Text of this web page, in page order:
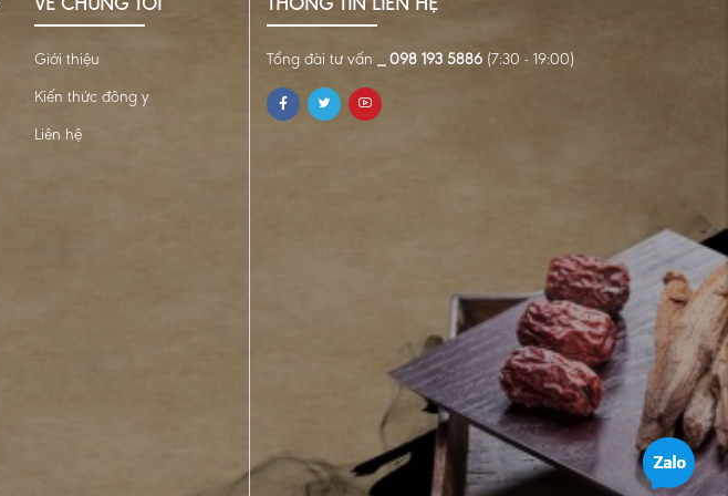
Giới thiệu
Kiến thức đông y
Liên hệ
Tổng đài tư vấn _ 098 193 5886 (7:30 - 19:00)